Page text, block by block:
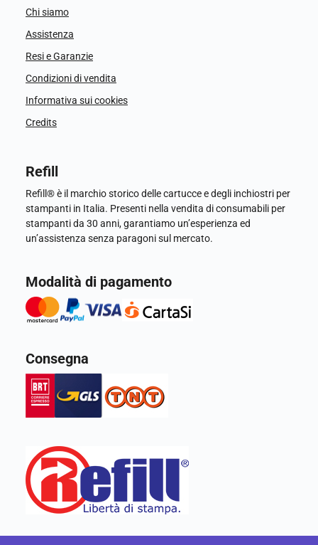
Chi siamo
Assistenza
Resi e Garanzie
Condizioni di vendita
Informativa sui cookies
Credits
Refill
Refill® è il marchio storico delle cartucce e degli inchiostri per
stampanti in Italia. Presenti nella vendita di consumabili per
stampanti da 30 anni, garantiamo un’esperienza ed
un’assistenza senza paragoni sul mercato.
Modalità di pagamento
Consegna